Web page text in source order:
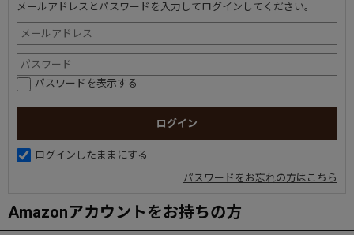
メールアドレスとパスワードを入力してログインしてください。
パスワードを表示する
ログインしたままにする
パスワードをお忘れの方はこちら
Amazonアカウントをお持ちの方